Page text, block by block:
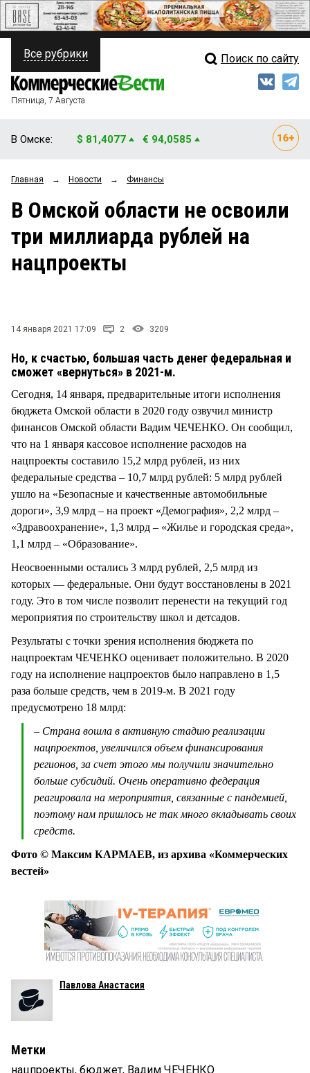
ПОЛИТИКА
ФИНАНСЫ
ОБЩЕСТВО
ЗАКОН
НОВОСТИ КОМПАНИЙ
Свежий выпуск
Рейтинги
Блоги
Все рубрики Поиск по сайту
Пятница, 7 Августа
В Омске: $ 81,4077 € 94,0585
Главная → Новости → Финансы
В Омской области не освоили
три миллиарда рублей на
нацпроекты
14 января 2021 17:09 2 3209
Но, к счастью, большая часть денег федеральная и
сможет «вернуться» в 2021-м.
Сегодня, 14 января, предварительные итоги исполнения
бюджета Омской области в 2020 году озвучил министр
финансов Омской области Вадим ЧЕЧЕНКО. Он сообщил,
что на 1 января кассовое исполнение расходов на
нацпроекты составило 15,2 млрд рублей, из них
федеральные средства – 10,7 млрд рублей: 5 млрд рублей
ушло на «Безопасные и качественные автомобильные
дороги», 3,9 млрд – на проект «Демография», 2,2 млрд –
«Здравоохранение», 1,3 млрд – «Жилье и городская среда»,
1,1 млрд – «Образование».
Неосвоенными остались 3 млрд рублей, 2,5 млрд из
которых — федеральные. Они будут восстановлены в 2021
году. Это в том числе позволит перенести на текущий год
мероприятия по строительству школ и детсадов.
Результаты с точки зрения исполнения бюджета по
нацпроектам ЧЕЧЕНКО оценивает положительно. В 2020
году на исполнение нацпроектов было направлено в 1,5
раза больше средств, чем в 2019-м. В 2021 году
предусмотрено 18 млрд:
– Страна вошла в активную стадию реализации
нацпроектов, увеличился объем финансирования
регионов, за счет этого мы получили значительно
больше субсидий. Очень оперативно федерация
реагировала на мероприятия, связанные с пандемией,
поэтому нам пришлось не так много вкладывать своих
средств.
Фото © Максим КАРМАЕВ, из архива «Коммерческих
вестей»
Павлова Анастасия
Метки
нацпроекты, бюджет, Вадим ЧЕЧЕНКО